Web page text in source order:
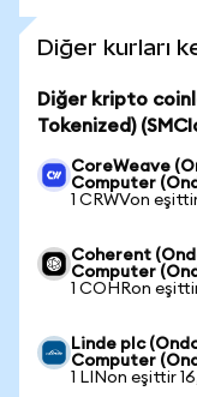
Diğer kurları
Diğer kripto
Tokenized)
CoreWeave
Computer
1 CRWVon
Coherent
Computer
1 COHRon
Linde plc
Computer
1 LINon eşittir